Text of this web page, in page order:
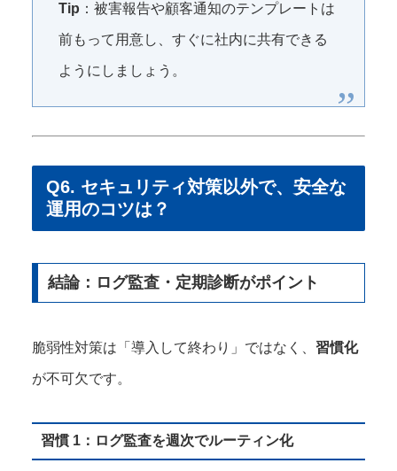
Tip ：被害報告や顧客通知のテンプレートは
前もって用意し、すぐに社内に共有できる
ようにしましょう。
Q6. セキュリティ対策以外で、安全な
運用のコツは？
結論：ログ監査・定期診断がポイント
脆弱性対策は「導入して終わり」ではなく、 習慣化
が不可欠です。
習慣 1：ログ監査を週次でルーティン化